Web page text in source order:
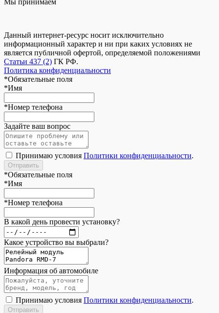
Данный интернет-ресурс носит исключительно
информационный характер и ни при каких условиях не
является публичной офертой, определяемой положениями
Статьи 437 (2) ГК РФ.
Политика конфиденциальности
*Обязательные поля
*Имя
*Номер телефона
Задайте ваш вопрос
Принимаю условия Политики конфиденциальности.
*Обязательные поля
*Имя
*Номер телефона
В какой день провести установку?
Какое устройство вы выбрали?
Информация об автомобиле
Принимаю условия Политики конфиденциальности.